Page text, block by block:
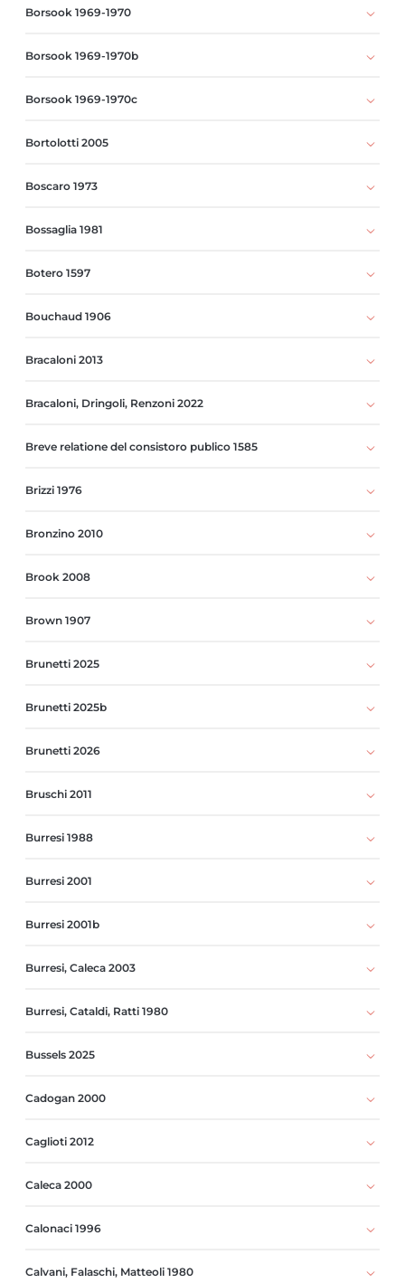
Borsook 1969-1970
Borsook 1969-1970b
Borsook 1969-1970c
Bortolotti 2005
Boscaro 1973
Bossaglia 1981
Botero 1597
Bouchaud 1906
Bracaloni 2013
Bracaloni, Dringoli, Renzoni 2022
Breve relatione del consistoro publico 1585
Brizzi 1976
Bronzino 2010
Brook 2008
Brown 1907
Brunetti 2025
Brunetti 2025b
Brunetti 2026
Bruschi 2011
Burresi 1988
Burresi 2001
Burresi 2001b
Burresi, Caleca 2003
Burresi, Cataldi, Ratti 1980
Bussels 2025
Cadogan 2000
Caglioti 2012
Caleca 2000
Calonaci 1996
Calvani, Falaschi, Matteoli 1980